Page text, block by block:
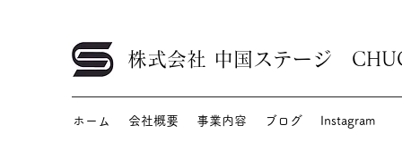
株式会社 中国ステージ
ホーム 会社概要 事業内容 ブログ Instagram